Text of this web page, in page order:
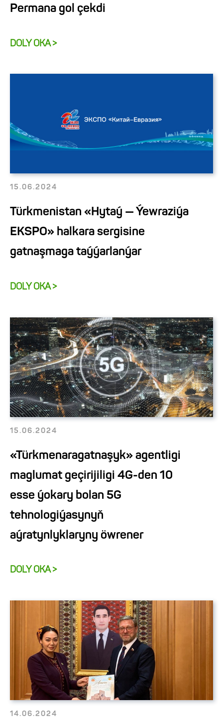
Permana gol çekdi
DOLY OKA >
15.06.2024
Türkmenistan «Hytaý — Ýewraziýa
EKSPO» halkara sergisine
gatnaşmaga taýýarlanýar
DOLY OKA >
15.06.2024
«Türkmenaragatnaşyk» agentligi
maglumat geçirijiligi 4G-den 10
esse ýokary bolan 5G
tehnologiýasynyň
aýratynlyklaryny öwrener
DOLY OKA >
14.06.2024